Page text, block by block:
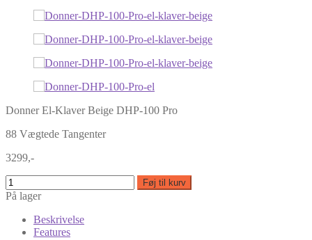
Donner El-Klaver Beige DHP-100 Pro
88 Vægtede Tangenter
3299,-
Føj til kurv
På lager
Beskrivelse
Features